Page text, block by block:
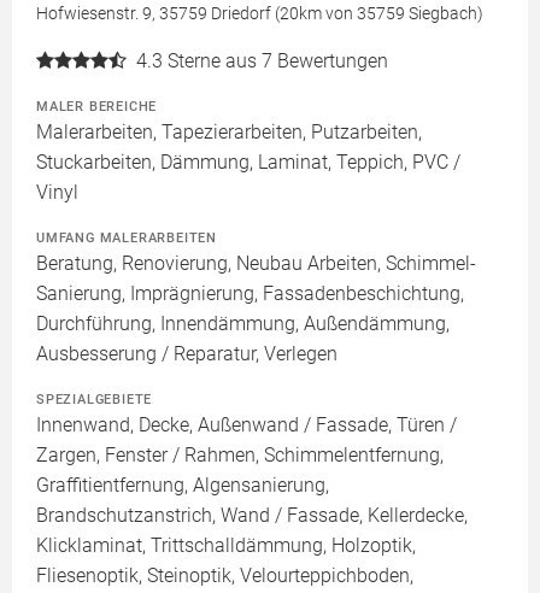
Hofwiesenstr. 9, 35759 Driedorf (20km von 35759 Siegbach)
4.3 Sterne aus 7 Bewertungen
MALER BEREICHE
Malerarbeiten, Tapezierarbeiten, Putzarbeiten,
Stuckarbeiten, Dämmung, Laminat, Teppich, PVC /
Vinyl
UMFANG MALERARBEITEN
Beratung, Renovierung, Neubau Arbeiten, Schimmel-
Sanierung, Imprägnierung, Fassadenbeschichtung,
Durchführung, Innendämmung, Außendämmung,
Ausbesserung / Reparatur, Verlegen
SPEZIALGEBIETE
Innenwand, Decke, Außenwand / Fassade, Türen /
Zargen, Fenster / Rahmen, Schimmelentfernung,
Graffitientfernung, Algensanierung,
Brandschutzanstrich, Wand / Fassade, Kellerdecke,
Klicklaminat, Trittschalldämmung, Holzoptik,
Fliesenoptik, Steinoptik, Velourteppichboden,